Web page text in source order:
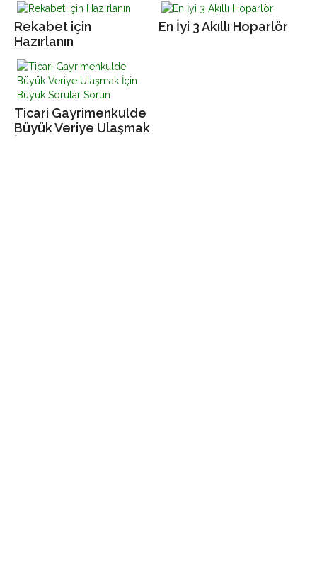
Growth Campus
Europe'u Başlattı
Rekabet için
Hazırlanın
En İyi 3 Akıllı Hoparlör
Ticari Gayrimenkulde
Büyük Veriye Ulaşmak